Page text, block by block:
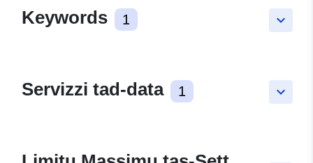
keyboard_arrow_down
Keywords 1
keyboard_arrow_down
Servizzi tad-data 1